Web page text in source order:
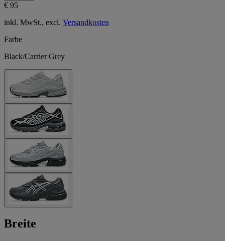
€ 95
inkl. MwSt., excl. Versandkosten
Farbe
Black/Carrier Grey
Breite